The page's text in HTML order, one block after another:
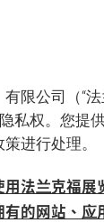
限公司（“
私权。您提
进行处理。
法兰克福展
的网站、应